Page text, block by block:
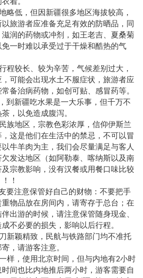
略低，但因新疆很多地区海拔较高，
旅游者应准备充足有效的防晒品，同
润的药物或冲剂，如王老吉、夏桑菊
一时难以承受过于干燥和酷热的气
程较长、较为辛苦，气候差别过大，
可能会出现水土不服症状，旅游者应
备治病药物，如创可贴、感冒药等。
到新疆吃水果是一大乐事，但千万不
，以免造成腹泻。
族地区，宗教色彩浓厚，信仰伊斯兰
这是他们在生活中的禁忌，不可以冒
牛羊肉为主，我们会尽量满足与客人
发达地区（如阿勒泰、喀纳斯以及南
宗教影响，没有汉餐或用餐口味比较
！
要注意保管好自己的财物：不要把手
物品放在房间内，请寄存于总台；在
出游的时候，请注意保管随身现金、
不必要的损失，影响以后行程。
新颖精致，民航与铁路部门均不准托
，请游客注意。
样，使用北京时间，但与内地有2小时
间也比内地推后两小时，游客需要自